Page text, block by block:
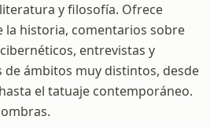
y filosofía. Ofrece
la historia, comentarios sobre
entrevistas y
de ámbitos muy distintos, desde
el tatuaje contemporáneo.